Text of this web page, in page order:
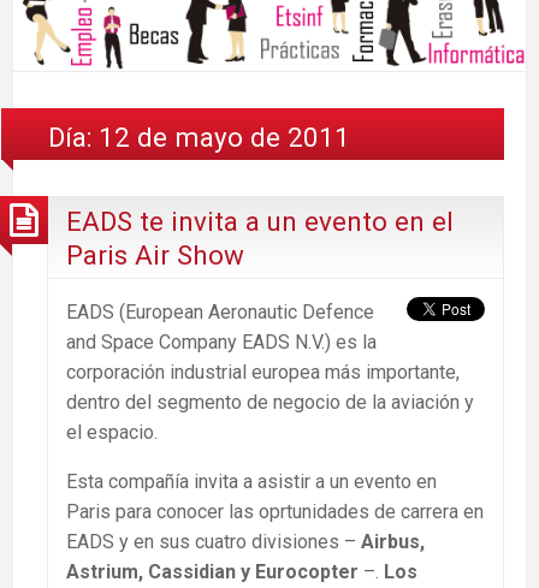
Día: 12 de mayo de 2011
EADS te invita a un evento en el
Paris Air Show
EADS (European Aeronautic Defence
and Space Company EADS N.V.) es la
corporación industrial europea más importante,
dentro del segmento de negocio de la aviación y
el espacio.
Esta compañía invita a asistir a un evento en
Paris para conocer las oprtunidades de carrera en
EADS y en sus cuatro divisiones – Airbus,
Astrium, Cassidian y Eurocopter –. Los